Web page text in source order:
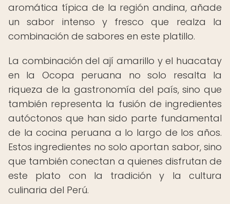
aromática típica de la región andina, añade
un sabor intenso y fresco que realza la
combinación de sabores en este platillo.
La combinación del ají amarillo y el huacatay
en la Ocopa peruana no solo resalta la
riqueza de la gastronomía del país, sino que
también representa la fusión de ingredientes
autóctonos que han sido parte fundamental
de la cocina peruana a lo largo de los años.
Estos ingredientes no solo aportan sabor, sino
que también conectan a quienes disfrutan de
este plato con la tradición y la cultura
culinaria del Perú.